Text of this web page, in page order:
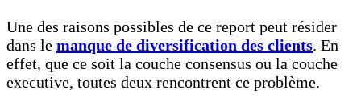
Une des raisons possibles de ce report peut résider
dans le manque de diversification des clients. En
effet, que ce soit la couche consensus ou la couche
executive, toutes deux rencontrent ce problème.